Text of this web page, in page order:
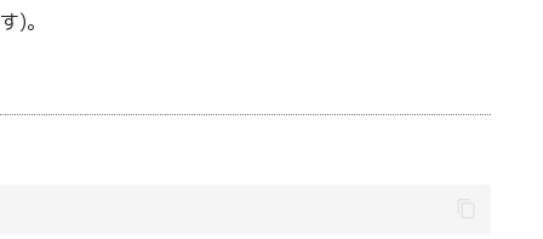
)。